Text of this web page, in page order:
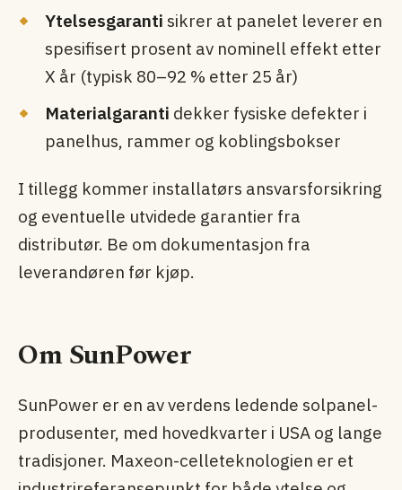
Ytelsesgaranti sikrer at panelet leverer en
spesifisert prosent av nominell effekt etter
X år (typisk 80–92 % etter 25 år)
Materialgaranti dekker fysiske defekter i
panelhus, rammer og koblingsbokser
I tillegg kommer installatørs ansvarsforsikring
og eventuelle utvidede garantier fra
distributør. Be om dokumentasjon fra
leverandøren før kjøp.
Om SunPower
SunPower er en av verdens ledende solpanel-
produsenter, med hovedkvarter i USA og lange
tradisjoner. Maxeon-celleteknologien er et